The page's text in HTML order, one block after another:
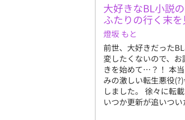
大好きなBL小説
ふたりの行く末を
燈坂 もと
前世、大好きだった
変したくないので、
きを始めて…？！ 本
みの激しい転生悪役
しました。 徐々に転
いつか更新が追いつい